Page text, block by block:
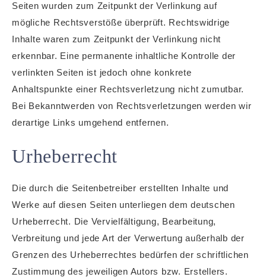
Seiten wurden zum Zeitpunkt der Verlinkung auf
mögliche Rechtsverstöße überprüft. Rechtswidrige
Inhalte waren zum Zeitpunkt der Verlinkung nicht
erkennbar. Eine permanente inhaltliche Kontrolle der
verlinkten Seiten ist jedoch ohne konkrete
Anhaltspunkte einer Rechtsverletzung nicht zumutbar.
Bei Bekanntwerden von Rechtsverletzungen werden wir
derartige Links umgehend entfernen.
Urheberrecht
Die durch die Seitenbetreiber erstellten Inhalte und
Werke auf diesen Seiten unterliegen dem deutschen
Urheberrecht. Die Vervielfältigung, Bearbeitung,
Verbreitung und jede Art der Verwertung außerhalb der
Grenzen des Urheberrechtes bedürfen der schriftlichen
Zustimmung des jeweiligen Autors bzw. Erstellers.